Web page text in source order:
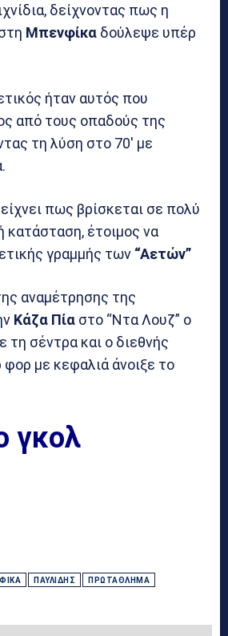
δείχνοντας πως η
Μπενφίκα δούλεψε υπέρ
ήταν αυτός που
από τους οπαδούς της
τη λύση στο 70′ με
πως βρίσκεται σε πολύ
κατάσταση, έτοιμος να
γραμμής των “Αετών”
αναμέτρησης της
Κάζα Πία στο “Ντα Λουζ” ο
τη σέντρα και ο διεθνής
φορ με κεφαλιά άνοιξε το
γκολ
ΠΑΥΛΊΔΗΣ ΠΡΩΤΆΘΛΗΜΑ